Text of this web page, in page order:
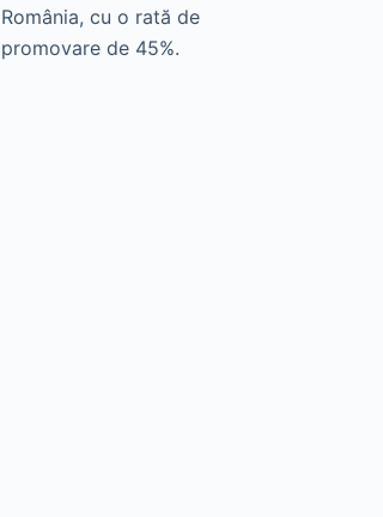
România, cu o rată de
promovare de 45%.